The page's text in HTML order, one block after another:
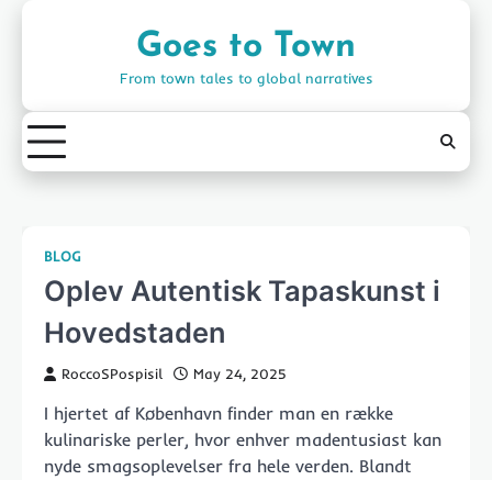
Goes to Town
From town tales to global narratives
BLOG
Oplev Autentisk Tapaskunst i
Hovedstaden
RoccoSPospisil May 24, 2025
I hjertet af København finder man en række
kulinariske perler, hvor enhver madentusiast kan
nyde smagsoplevelser fra hele verden. Blandt